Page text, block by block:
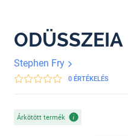
ODÜSSZEIA
Stephen Fry
0 ÉRTÉKELÉS
Árkötött termék